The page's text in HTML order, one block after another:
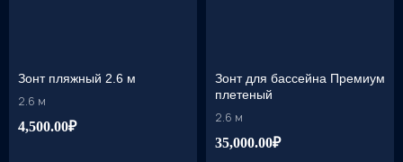
Зонт пляжный 2.6 м
2.6 м
4,500.00₽
Зонт для бассейна Премиум
плетеный
2.6 м
35,000.00₽